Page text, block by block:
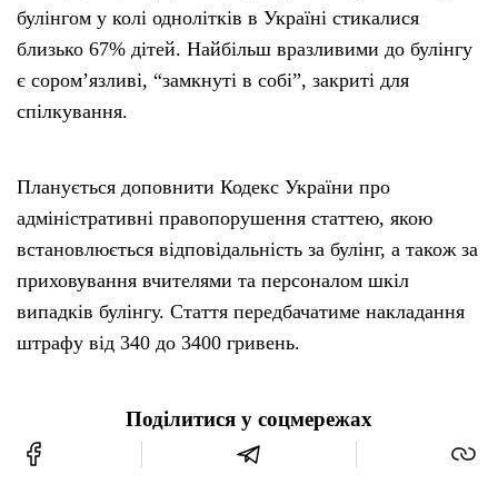
булінгом у колі однолітків в Україні стикалися
близько 67% дітей. Найбільш вразливими до булінгу
є сором’язливі, “замкнуті в собі”, закриті для
спілкування.
Планується доповнити Кодекс України про
адміністративні правопорушення статтею, якою
встановлюється відповідальність за булінг, а також за
приховування вчителями та персоналом шкіл
випадків булінгу. Стаття передбачатиме накладання
штрафу від 340 до 3400 гривень.
Поділитися у соцмережах